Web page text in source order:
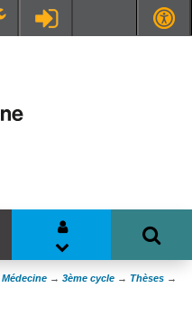
Médecine → 3ème cycle → Thèses →